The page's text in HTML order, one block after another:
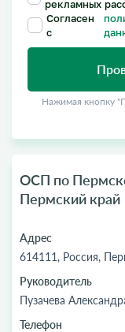
рекламных
Согласен
с
Нажимая кнопку
ОСП по
Пермский край
Адрес
614111, Россия,
Руководитель
Пузачева
Телефон